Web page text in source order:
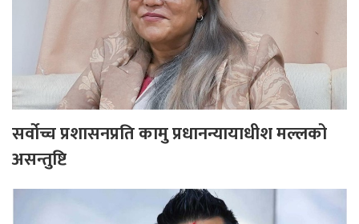
सर्वोच्च प्रशासनप्रति कामु प्रधानन्यायाधीश मल्लको
असन्तुष्टि